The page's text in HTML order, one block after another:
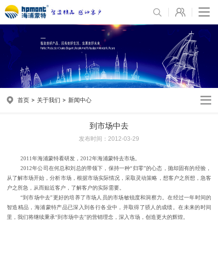
首页 关于我们 新闻中心
到市场中去
发布时间：2012-03-29
2011年海浦蒙特看研发，2012年海浦蒙特去市场。
2012年公司在何总和刘总的带领下，保持一种“归零”的心态，抛却固有的经验，
从了解市场开始，分析市场，根据市场实际情况，采取灵动策略，想客户之所想，急客
户之所急，从而贴近客户，了解客户的实际需要。
“到市场中去”更好的培养了市场人员的市场敏锐度和洞察力。在经过一年时间的
智造精品，海浦蒙特产品已深入到各行各业中，并取得了骄人的成绩。在未来的时间
里，我们将继续秉承“到市场中去”的营销理念，深入市场，创造更大的辉煌。